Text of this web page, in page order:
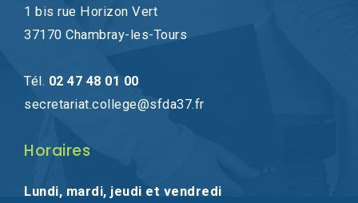
1 bis rue Horizon Vert
37170 Chambray-les-Tours
Tél. 02 47 48 01 00
secretariat.college@sfda37.fr
Horaires
Lundi, mardi, jeudi et vendredi